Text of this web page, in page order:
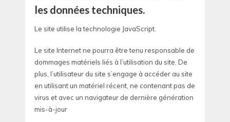
les données techniques.
Le site utilise la technologie JavaScript.
Le site Internet ne pourra être tenu responsable de
dommages matériels liés à l’utilisation du site. De
plus, l’utilisateur du site s’engage à accéder au site
en utilisant un matériel récent, ne contenant pas de
virus et avec un navigateur de dernière génération
mis-à-jour